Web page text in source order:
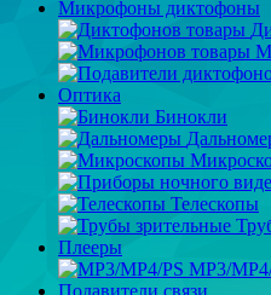
Микрофоны диктофоны
Оптика
Бинокли
Телескопы
Плееры
MP3/
Подавители связи